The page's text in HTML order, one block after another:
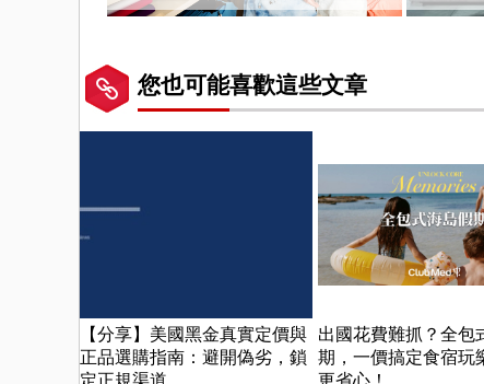
您也可能喜歡這些文章
【分享】美國黑金真實定價與
正品選購指南：避開偽劣，鎖
定正規渠道
出國花費難抓？全包
期，一價搞定食宿玩
更省心！